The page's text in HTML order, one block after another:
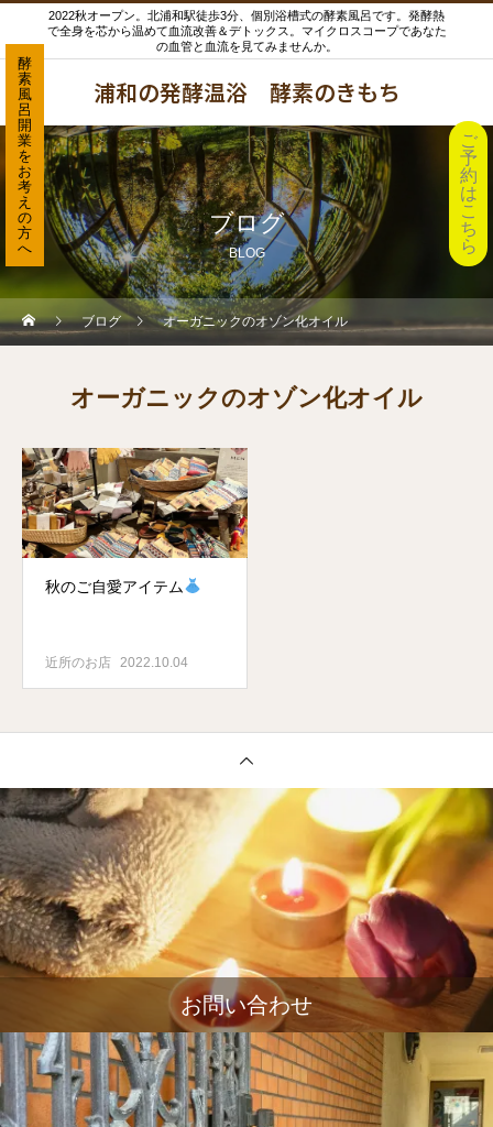
2022秋オープン。北浦和駅徒歩3分、個別浴槽式の酵素風呂です。発酵熱
で全身を芯から温めて血流改善＆デトックス。マイクロスコープであなた
の血管と血流を見てみませんか。
浦和の発酵温浴 酵素のきもち
ブログ
BLOG
ブログ オーガニックのオゾン化オイル
オーガニックのオゾン化オイル
秋のご自愛アイテム
近所のお店 2022.10.04
お問い合わせ
ご
予
約
は
こ
ち
ら
酵
素
風
呂
開
業
を
お
考
え
の
方
へ